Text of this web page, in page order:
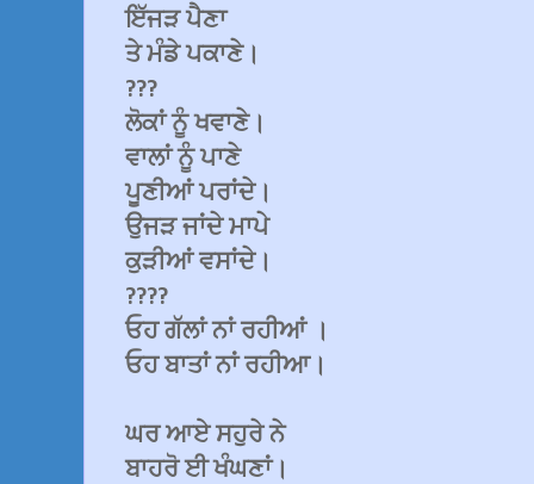
ਇੱਜੜ ਪੈਣਾ
ਤੇ ਮੰਡੇ ਪਕਾਣੇ।
???
ਲੋਕਾਂ ਨੂੰ ਖਵਾਣੇ।
ਵਾਲਾਂ ਨੂੰ ਪਾਣੇ
ਪੂਣੀਆਂ ਪਰਾਂਦੇ।
ਉਜੜ ਜਾਂਦੇ ਮਾਪੇ
ਕੁੜੀਆਂ ਵਸਾਂਦੇ।
????
ਓਹ ਗੱਲਾਂ ਨਾਂ ਰਹੀਆਂ ।
ਓਹ ਬਾਤਾਂ ਨਾਂ ਰਹੀਆ।
ਘਰ ਆਏ ਸਹੁਰੇ ਨੇ
ਬਾਹਰੋ ਈ ਖੰਘਣਾਂ।